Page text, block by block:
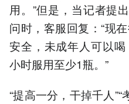
用。”但是，当记者提
问时，客服回复：“现
安全，未成年人可以
小时服用至少1瓶。”
“提高一分，干掉千人”“